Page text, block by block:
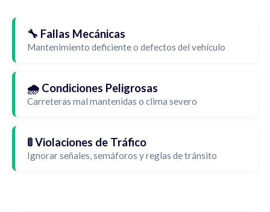
🔧 Fallas Mecánicas
Mantenimiento deficiente o defectos del vehículo
🌧️ Condiciones Peligrosas
Carreteras mal mantenidas o clima severo
🚦 Violaciones de Tráfico
Ignorar señales, semáforos y reglas de tránsito